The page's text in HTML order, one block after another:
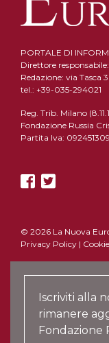
PORTALE DI
Direttore
Redazione: via Tasca
tel.: +39-035-294021
Reg. Trib. Milano
Fondazione Russia
Partita Iva:
© 2026 La Nuova
Privacy Policy |
Iscriviti alla
rimanere
Fondazione